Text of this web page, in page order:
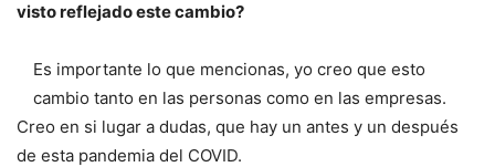
visto reflejado este cambio?
Es importante lo que mencionas, yo creo que esto
cambio tanto en las personas como en las empresas.
Creo en si lugar a dudas, que hay un antes y un después
de esta pandemia del COVID.